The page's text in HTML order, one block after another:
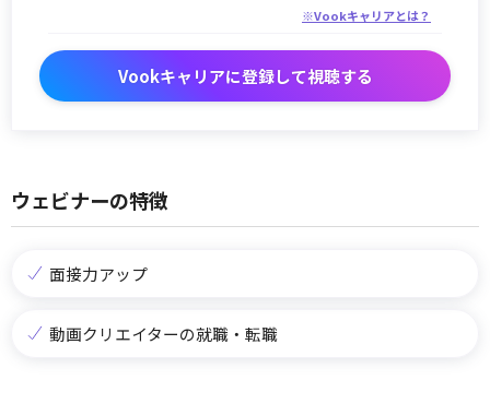
※Vookキャリアとは？
Vookキャリアに登録して視聴する
ウェビナーの特徴
面接力アップ
動画クリエイターの就職・転職